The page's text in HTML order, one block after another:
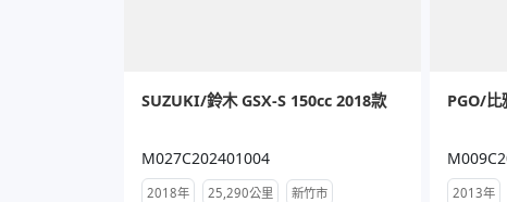
SUZUKI/鈴木 GSX-S 150cc 2018款
M027C202401004
2018年 25,290公里 新竹市
PGO/比
2013年